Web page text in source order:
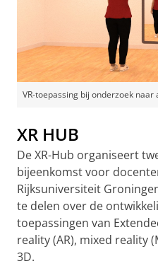
VR-toepassing bij onderzoek naar
XR HUB
De XR-Hub organiseert
bijeenkomst voor
Rijksuniversiteit
te delen over de
toepassingen van
reality (AR), mixed reality
3D.